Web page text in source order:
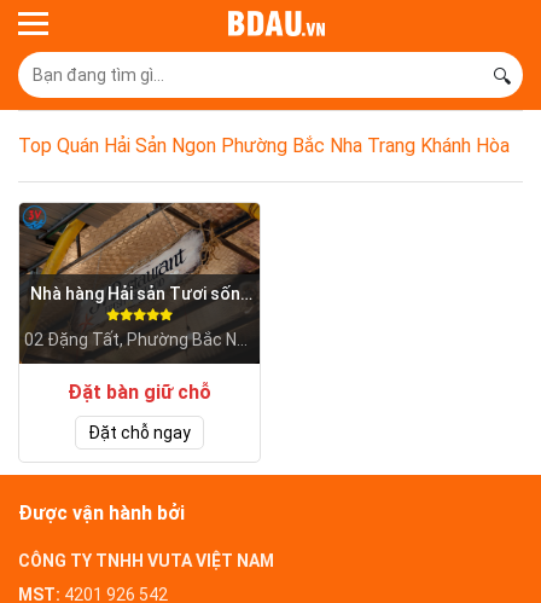
🔍
Top Quán Hải Sản Ngon Phường Bắc Nha Trang Khánh Hòa
Nhà hàng Hải sản Tươi sống
3V
02 Đặng Tất, Phường Bắc Nha
Trang, Tỉnh Khánh Hòa
Đặt bàn giữ chỗ
Đặt chỗ ngay
Được vận hành bởi
CÔNG TY TNHH VUTA VIỆT NAM
MST: 4201 926 542